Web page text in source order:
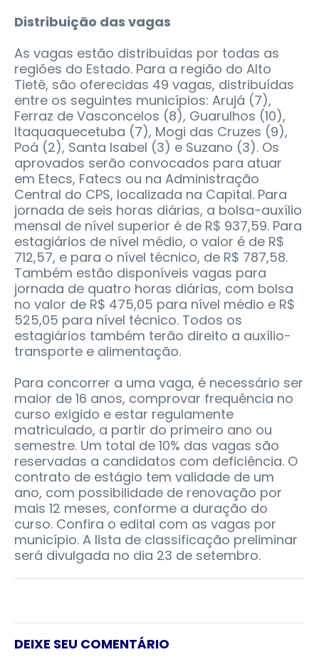
Distribuição das vagas
As vagas estão distribuídas por todas as
regiões do Estado. Para a região do Alto
Tietê, são oferecidas 49 vagas, distribuídas
entre os seguintes municípios: Arujá (7),
Ferraz de Vasconcelos (8), Guarulhos (10),
Itaquaquecetuba (7), Mogi das Cruzes (9),
Poá (2), Santa Isabel (3) e Suzano (3). Os
aprovados serão convocados para atuar
em Etecs, Fatecs ou na Administração
Central do CPS, localizada na Capital. Para
jornada de seis horas diárias, a bolsa-auxílio
mensal de nível superior é de R$ 937,59. Para
estagiários de nível médio, o valor é de R$
712,57, e para o nível técnico, de R$ 787,58.
Também estão disponíveis vagas para
jornada de quatro horas diárias, com bolsa
no valor de R$ 475,05 para nível médio e R$
525,05 para nível técnico. Todos os
estagiários também terão direito a auxílio-
transporte e alimentação.
Para concorrer a uma vaga, é necessário ser
maior de 16 anos, comprovar frequência no
curso exigido e estar regulamente
matriculado, a partir do primeiro ano ou
semestre. Um total de 10% das vagas são
reservadas a candidatos com deficiência. O
contrato de estágio tem validade de um
ano, com possibilidade de renovação por
mais 12 meses, conforme a duração do
curso. Confira o edital com as vagas por
município. A lista de classificação preliminar
será divulgada no dia 23 de setembro.
DEIXE SEU COMENTÁRIO